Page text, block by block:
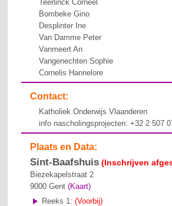
Teerlinck Corneel
Bombeke Gino
Desplinter Ine
Van Damme Peter
Vanmeert An
Vangenechten Sophie
Cornelis Hannelore
Contact:
Katholiek Onderwijs Vlaanderen
info nascholingsprojecten: +32 2 507
Plaats en Data:
Sint-Baafshuis (Inschrijven
Biezekapelstraat 2
9000 Gent (Kaart)
Reeks 1:(Voorbij)